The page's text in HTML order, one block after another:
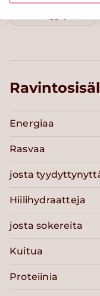
Energiaa
Rasvaa
josta
Hiilihydraatteja
josta sokereita
Kuitua
Proteiinia